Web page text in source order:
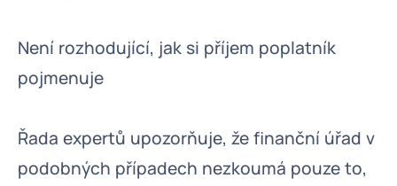
Není rozhodující, jak si příjem poplatník
pojmenuje
Řada expertů upozorňuje, že finanční úřad v
podobných případech nezkoumá pouze to,